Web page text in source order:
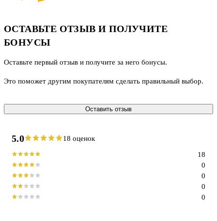
ОСТАВЬТЕ ОТЗЫВ И ПОЛУЧИТЕ
БОНУСЫ
Оставьте первый отзыв и получите за него бонусы.
Это поможет другим покупателям сделать правильный выбор.
Оставить отзыв
5.0 18 оценок
0
0
0
0
18